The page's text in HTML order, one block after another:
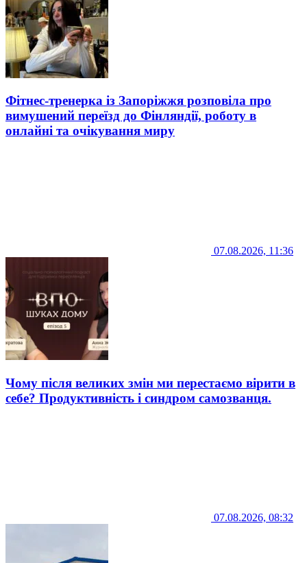
Фітнес-тренерка із Запоріжжя розповіла про
вимушений переїзд до Фінляндії, роботу в
онлайні та очікування миру
07.08.2026, 11:36
Чому після великих змін ми перестаємо вірити в
себе? Продуктивність і синдром самозванця.
07.08.2026, 08:32